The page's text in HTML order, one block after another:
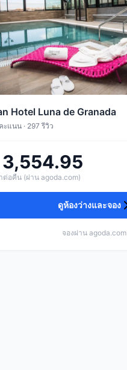
Hotel Luna de Granada
ะแนน · 297 รีวิว
ต่อคืน (ผ่าน agoda.com)
ดูห้องว่างและจอง
จองผ่าน agoda.com